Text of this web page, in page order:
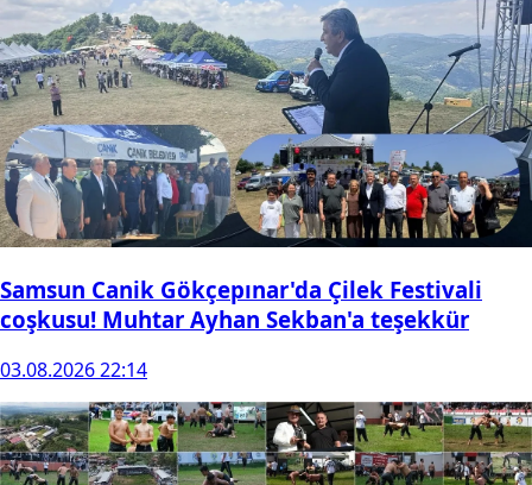
Samsun Canik Gökçepınar'da Çilek Festivali
coşkusu! Muhtar Ayhan Sekban'a teşekkür
03.08.2026 22:14